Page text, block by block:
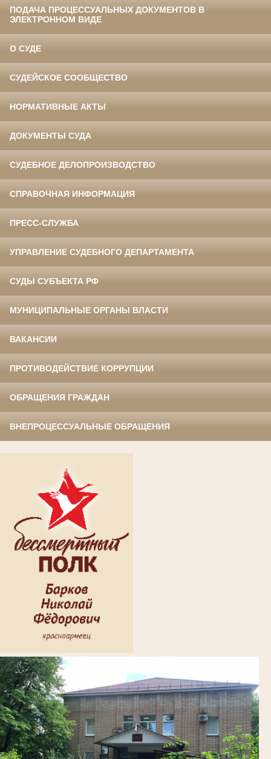
ПОДАЧА ПРОЦЕССУАЛЬНЫХ ДОКУМЕНТОВ В
ЭЛЕКТРОННОМ ВИДЕ
О СУДЕ
СУДЕЙСКОЕ СООБЩЕСТВО
НОРМАТИВНЫЕ АКТЫ
ДОКУМЕНТЫ СУДА
СУДЕБНОЕ ДЕЛОПРОИЗВОДСТВО
СПРАВОЧНАЯ ИНФОРМАЦИЯ
ПРЕСС-СЛУЖБА
УПРАВЛЕНИЕ СУДЕБНОГО ДЕПАРТАМЕНТА
СУДЫ СУБЪЕКТА РФ
МУНИЦИПАЛЬНЫЕ ОРГАНЫ ВЛАСТИ
ВАКАНСИИ
ПРОТИВОДЕЙСТВИЕ КОРРУПЦИИ
ОБРАЩЕНИЯ ГРАЖДАН
ВНЕПРОЦЕССУАЛЬНЫЕ ОБРАЩЕНИЯ